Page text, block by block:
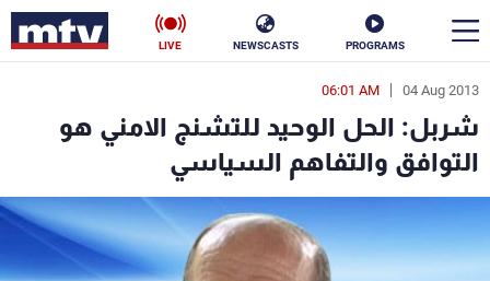
PROGRAMS
NEWSCASTS
LIVE
04 Aug 2013
06:01 AM
شربل: الحل الوحيد للتشنج الامني هو
التوافق والتفاهم السياسي
en
الأخبار
سياسة ناس
إقتصاد فن